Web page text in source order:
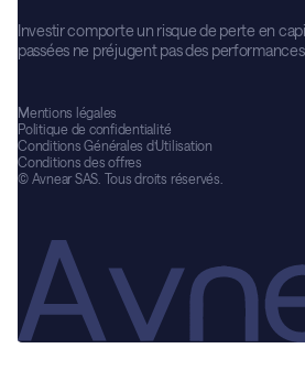
Investir comporte un risque de perte en
passées ne préjugent pas des
© Avnear SAS. Tous droits réservés.
Mentions légales
Politique de confidentialité
Conditions Générales d’Utilisation
Conditions des offres